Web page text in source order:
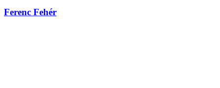
Ferenc Fehér